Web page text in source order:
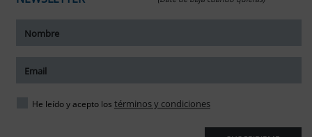
He leído y acepto los términos y condiciones
tamaño del texto
del texto
espaciado del texto